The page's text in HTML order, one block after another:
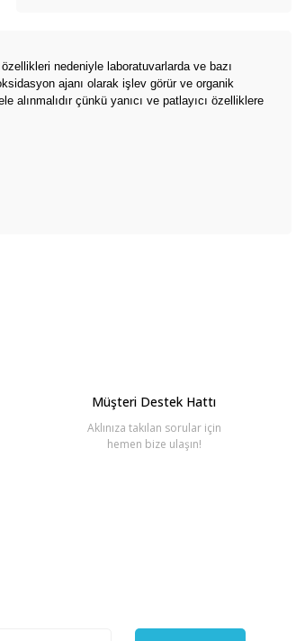
nedeniyle laboratuvarlarda ve bazı
ajanı olarak işlev görür ve organik
çünkü yanıcı ve patlayıcı özelliklere
Müşteri Destek Hattı
Aklınıza takılan sorular için
hemen bize ulaşın!